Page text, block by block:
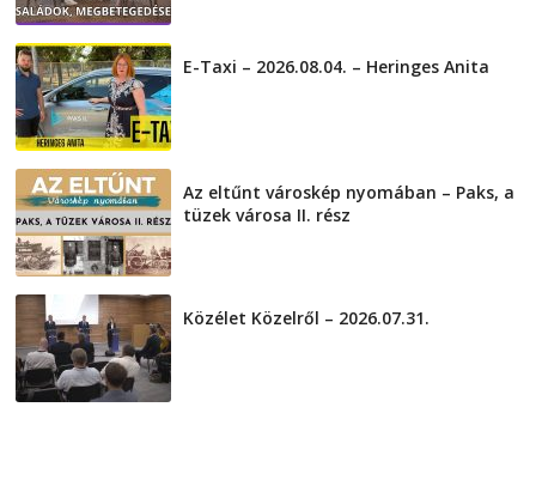
E-Taxi – 2026.08.04. – Heringes Anita
Az eltűnt városkép nyomában – Paks, a
tüzek városa II. rész
Közélet Közelről – 2026.07.31.